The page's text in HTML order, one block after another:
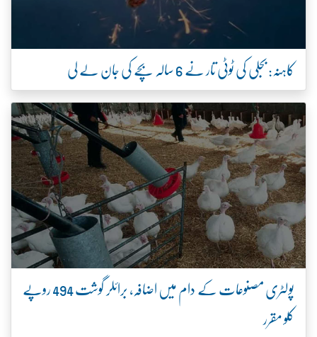
کاہنہ: بجلی کی ٹوٹی تار نے 6 سالہ بچے کی جان لے لی
پولٹری مصنوعات کے دام میں اضافہ، برائلر گوشت 494 روپے
کلو مقرر